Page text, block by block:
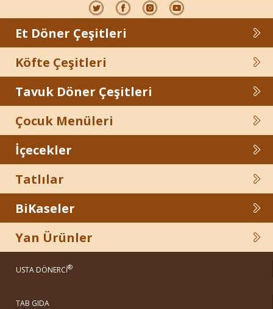
Et Döner Çeşitleri
Köfte Çeşitleri
Tavuk Döner Çeşitleri
Çocuk Menüleri
İçecekler
Tatlılar
BiKaseler
Yan Ürünler
USTA DÖNERCİ®
TAB GIDA